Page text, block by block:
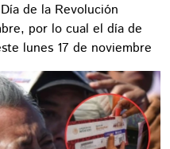
de la Revolución
por lo cual el día de
lunes 17 de noviembre